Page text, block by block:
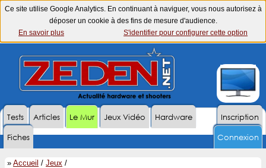
Ce site utilise Google Analytics. En continuant à naviguer, vous nous autorisez à
déposer un cookie à des fins de mesure d'audience.
En savoir plus
S'identifier pour configurer cette option
Inscription
Tests Articles Le Mur Jeux Vidéo
Hardware
Fiches
Connexion
» Accueil / Jeux /